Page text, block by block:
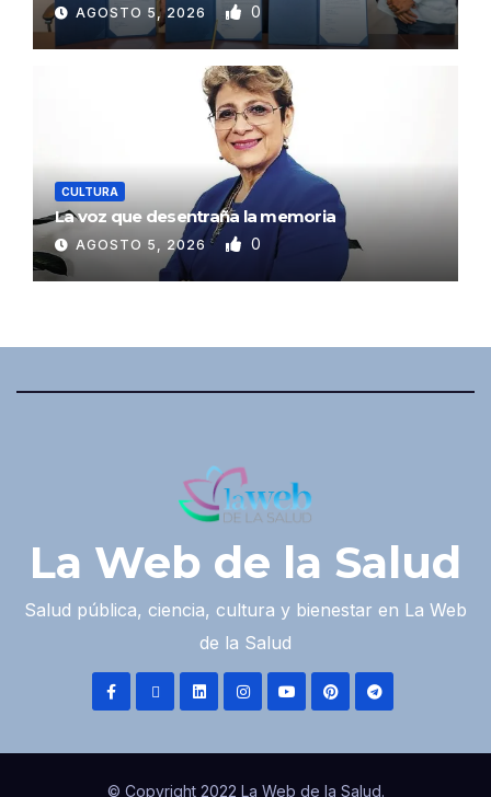
AGOSTO 5, 2026 0
CULTURA
La voz que desentraña la memoria
AGOSTO 5, 2026 0
La Web de la Salud
Salud pública, ciencia, cultura y bienestar en La Web
de la Salud
© Copyright 2022 La Web de la Salud.